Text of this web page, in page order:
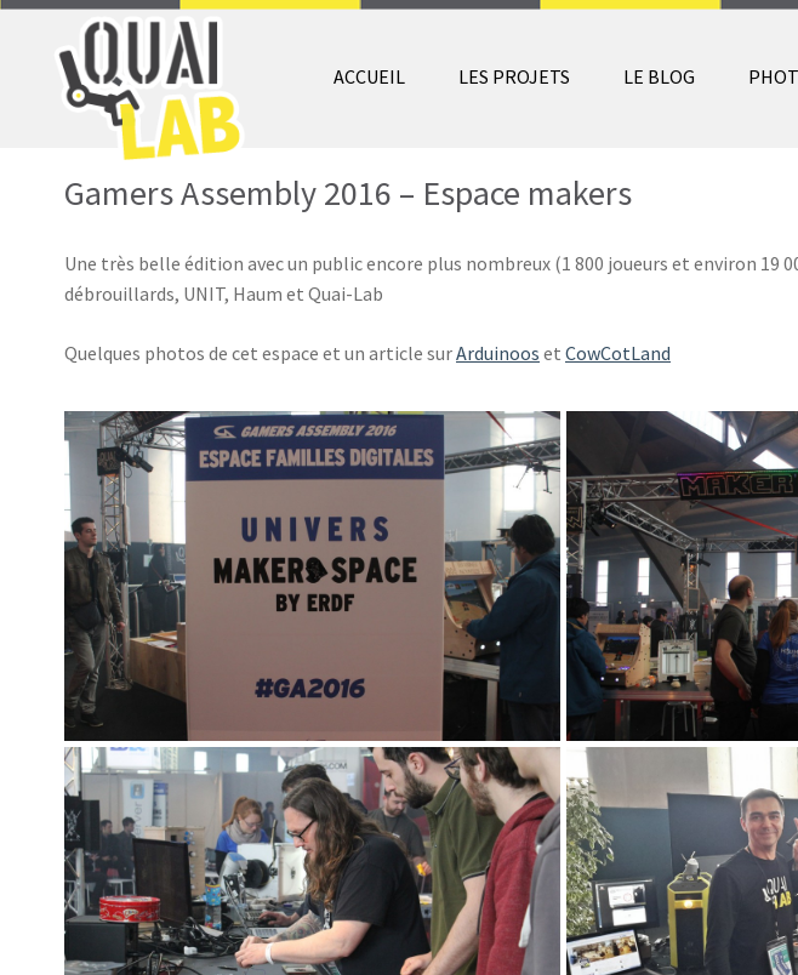
ACCUEIL LES PROJETS LE BLOG
Gamers Assembly 2016 – Espace makers
Une très belle édition avec un public encore plus nombreux (1 800 joueurs et environ 19
débrouillards, UNIT, Haum et Quai-Lab
Quelques photos de cet espace et un article surArduinoos et CowCotLand